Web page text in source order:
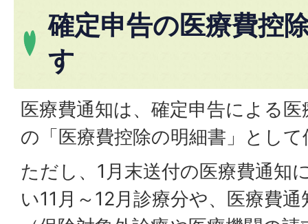
確定申告の医療費控
す
医療費通知は、確定申告による
の「医療費控除の明細書」とし
ただし、1月末送付の医療費通知
い11月～12月診療分や、医療費